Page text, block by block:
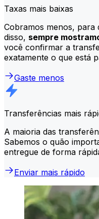
Taxas mais baixas
Cobramos menos, para
disso, sempre
você confirmar a
exatamente o que está
Gaste menos
Transferências mais
A maioria das
Sabemos o quão
entregue de forma
Enviar mais rápido